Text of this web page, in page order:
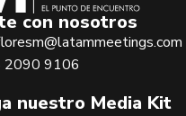
con nosotros
2090 9106
nuestro Media Kit